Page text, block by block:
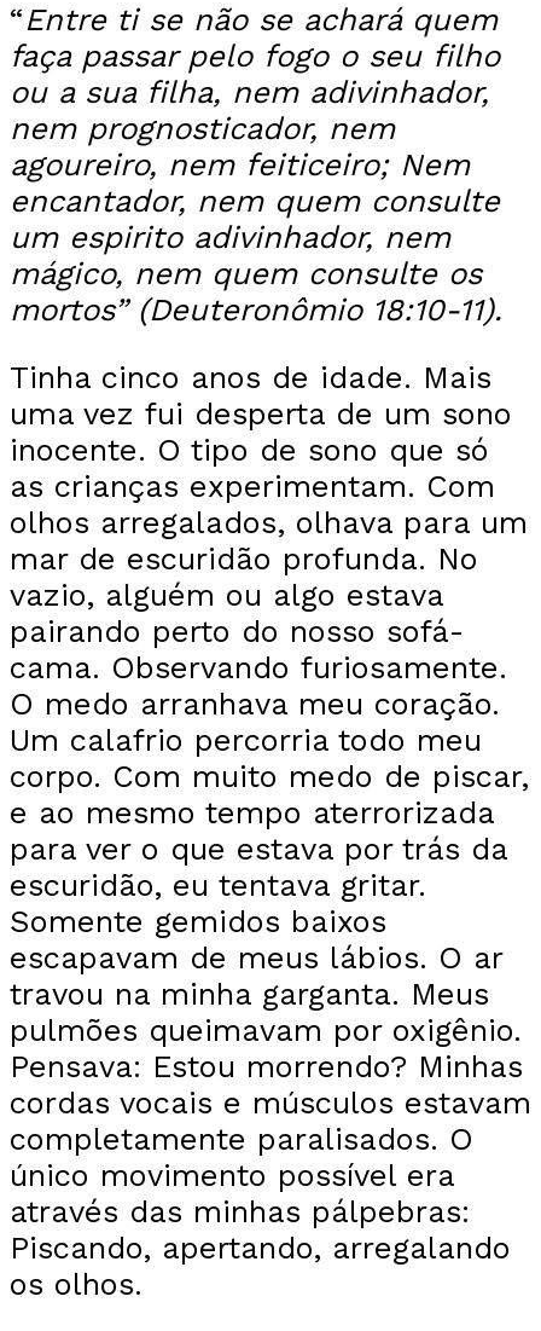
“Entre ti se não se achará quem
faça passar pelo fogo o seu filho
ou a sua filha, nem adivinhador,
nem prognosticador, nem
agoureiro, nem feiticeiro; Nem
encantador, nem quem consulte
um espirito adivinhador, nem
mágico, nem quem consulte os
mortos” (Deuteronômio 18:10-11).
Tinha cinco anos de idade. Mais
uma vez fui desperta de um sono
inocente. O tipo de sono que só
as crianças experimentam. Com
olhos arregalados, olhava para um
mar de escuridão profunda. No
vazio, alguém ou algo estava
pairando perto do nosso sofá-
cama. Observando furiosamente.
O medo arranhava meu coração.
Um calafrio percorria todo meu
corpo. Com muito medo de piscar,
e ao mesmo tempo aterrorizada
para ver o que estava por trás da
escuridão, eu tentava gritar.
Somente gemidos baixos
escapavam de meus lábios. O ar
travou na minha garganta. Meus
pulmões queimavam por oxigênio.
Pensava: Estou morrendo? Minhas
cordas vocais e músculos estavam
completamente paralisados. O
único movimento possível era
através das minhas pálpebras:
Piscando, apertando, arregalando
os olhos.